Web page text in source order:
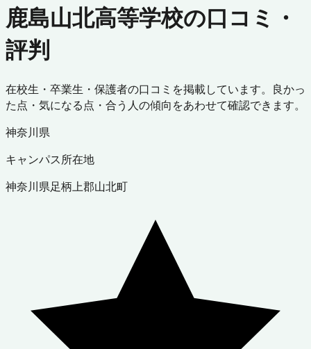
鹿島山北高等学校の口コミ・
評判
在校生・卒業生・保護者の口コミを掲載しています。良かっ
た点・気になる点・合う人の傾向をあわせて確認できます。
神奈川県
キャンパス所在地
神奈川県足柄上郡山北町